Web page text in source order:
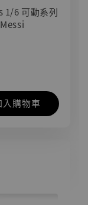
1/6 可動系列
入購物車